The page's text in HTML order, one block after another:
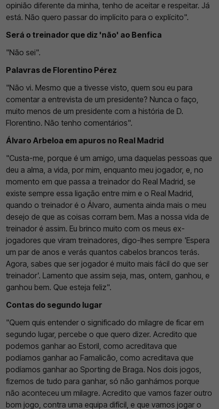
opinião diferente da minha, tenho de aceitar e respeitar. Já
está. Não quero passar do implícito para o explícito".
Será o treinador que diz 'não' ao Benfica
"Não sei".
Palavras de Florentino Pérez
"Não vi. Mesmo que a tivesse visto, quem sou eu para
comentar a entrevista de um presidente? Nunca o faço,
muito menos de um presidente com a história de D.
Florentino. Não tenho comentários".
Álvaro Arbeloa em apuros no Real Madrid
"Custa-me, porque é um amigo, uma daquelas pessoas que
deu a alma, a vida, por mim, enquanto meu jogador, e, no
momento em que passa a treinador do Real Madrid, se
existe sempre essa ligação entre mim e o Real Madrid,
quando o treinador é o Álvaro, aumenta ainda mais o meu
desejo de que as coisas corram bem. Mas a nossa vida de
treinador é assim. Eu brinco muito com os meus ex-
jogadores que viram treinadores, digo-lhes sempre 'Espera
um par de anos e verás quantos cabelos brancos terás.
Agora, sabes que ser jogador é muito mais fácil do que ser
treinador'. Lamento que assim seja, mas, ontem, ganhou, e
ganhou bem. Que esteja feliz".
Contas do segundo lugar
"Quem quis entender o significado do milagre de ficar em
segundo lugar, percebe o que quero dizer. Acredito que
podemos ganhar ao Estoril, como acreditava que
podíamos ganhar ao Famalicão, como acreditava que
podíamos ganhar ao Sporting de Braga. Nos dois jogos,
fizemos de tudo para ganhar, só não ganhámos porque
não aconteceu um milagre. Acredito que vamos fazer outro
bom jogo, contra uma equipa difícil, e que vamos jogar o